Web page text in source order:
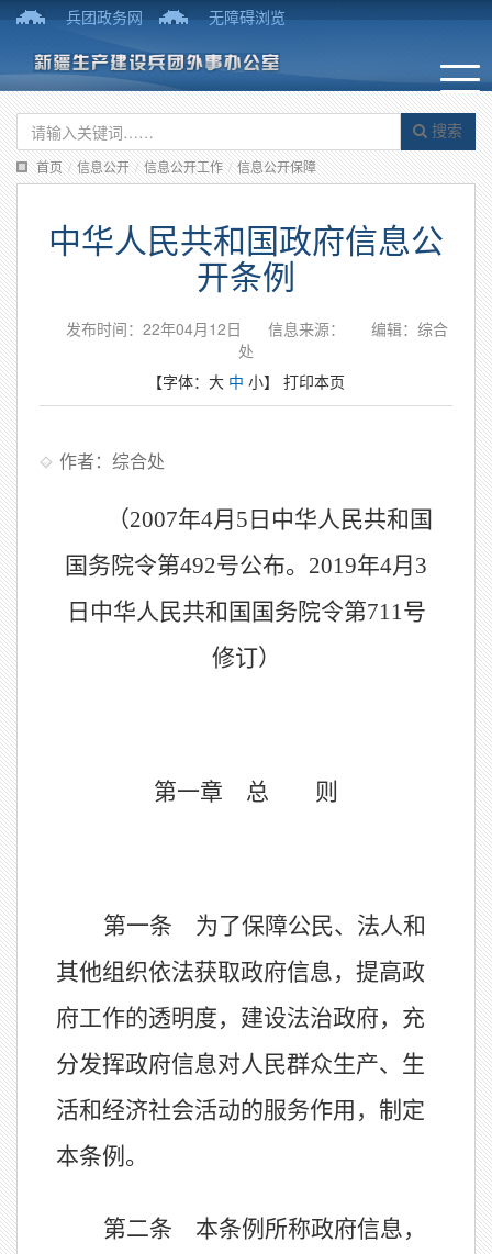
兵团政务网 无障碍浏览
搜索
首页 / 信息公开 / 信息公开工作 / 信息公开保障
中华人民共和国政府信息公
开条例
发布时间：22年04月12日 信息来源：
编辑：综合
处
【字体： 大 中 小】 打印本页
作者：综合处
（2007年4月5日中华人民共和国
国务院令第492号公布。 2019年4月3
日中华人民共和国国务院令第711号
修订）
第一章 总 则
第一条 为了保障公民、法人和
其他组织依法获取政府信息，提高政
府工作的透明度，建设法治政府，充
分发挥政府信息对人民群众生产、生
活和经济社会活动的服务作用，制定
本条例。
第二条 本条例所称政府信息，